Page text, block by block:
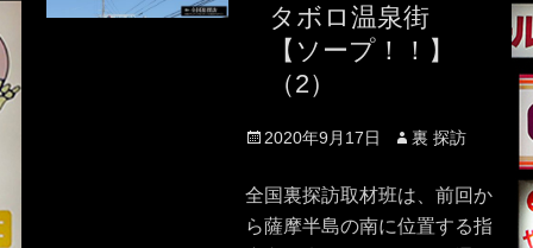
タボロ温泉街
【ソープ！！】
（2）
Posted
2020年9月17日 Author
裏 探訪
全国裏探訪取材班は、前回か
ら薩摩半島の南に位置する指